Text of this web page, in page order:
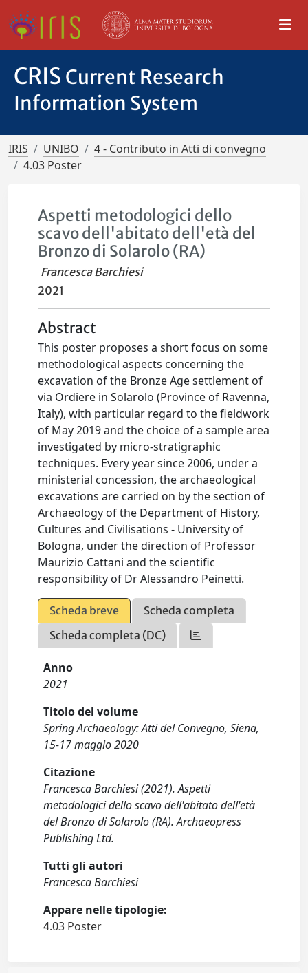
CRIS Current Research
Information System
IRIS UNIBO
4 - Contributo in Atti di convegno
4.03 Poster
Aspetti metodologici dello
scavo dell'abitato dell'età del
Bronzo di Solarolo (RA)
Francesca Barchiesi
2021
Abstract
This poster proposes a short focus on some
methodological aspects concerning the
excavation of the Bronze Age settlement of
via Ordiere in Solarolo (Province of Ravenna,
Italy), with particular regard to the fieldwork
of May 2019 and the choice of a sample area
investigated by micro-stratigraphic
techniques. Every year since 2006, under a
ministerial concession, the archaeological
excavations are carried on by the section of
Archaeology of the Department of History,
Cultures and Civilisations - University of
Bologna, under the direction of Professor
Maurizio Cattani and the scientific
responsibility of Dr Alessandro Peinetti.
Scheda breve
Scheda completa
Scheda completa (DC)
Anno
2021
Titolo del volume
Spring Archaeology: Atti del Convegno, Siena,
15-17 maggio 2020
Citazione
Francesca Barchiesi (2021). Aspetti
metodologici dello scavo dell'abitato dell'età
del Bronzo di Solarolo (RA). Archaeopress
Publishing Ltd.
Tutti gli autori
Francesca Barchiesi
Appare nelle tipologie:
4.03 Poster